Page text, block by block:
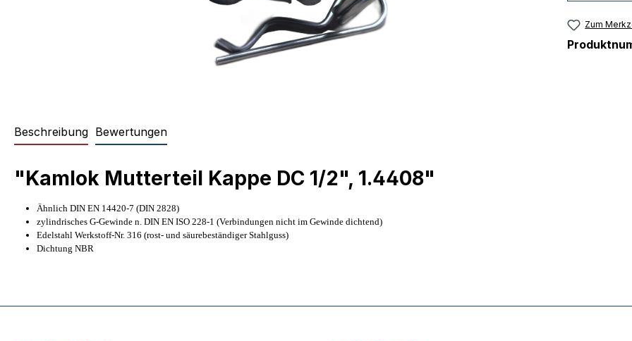
Zum
Beschreibung Bewertungen
"Kamlok Mutterteil Kappe DC 1/2", 1.4408"
Ähnlich DIN EN 14420-7 (DIN 2828)
zylindrisches G-Gewinde n. DIN EN ISO 228-1 (Verbindungen nicht im Gewinde dichtend)
Edelstahl Werkstoff-Nr. 316 (rost- und säurebeständiger Stahlguss)
Dichtung NBR